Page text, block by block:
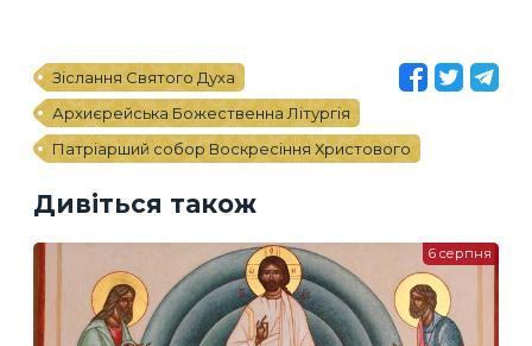
Зіслання Святого Духа
Архиєрейська Божественна Літургія
Патріарший собор Воскресіння Христового
Дивіться також
6 серпня